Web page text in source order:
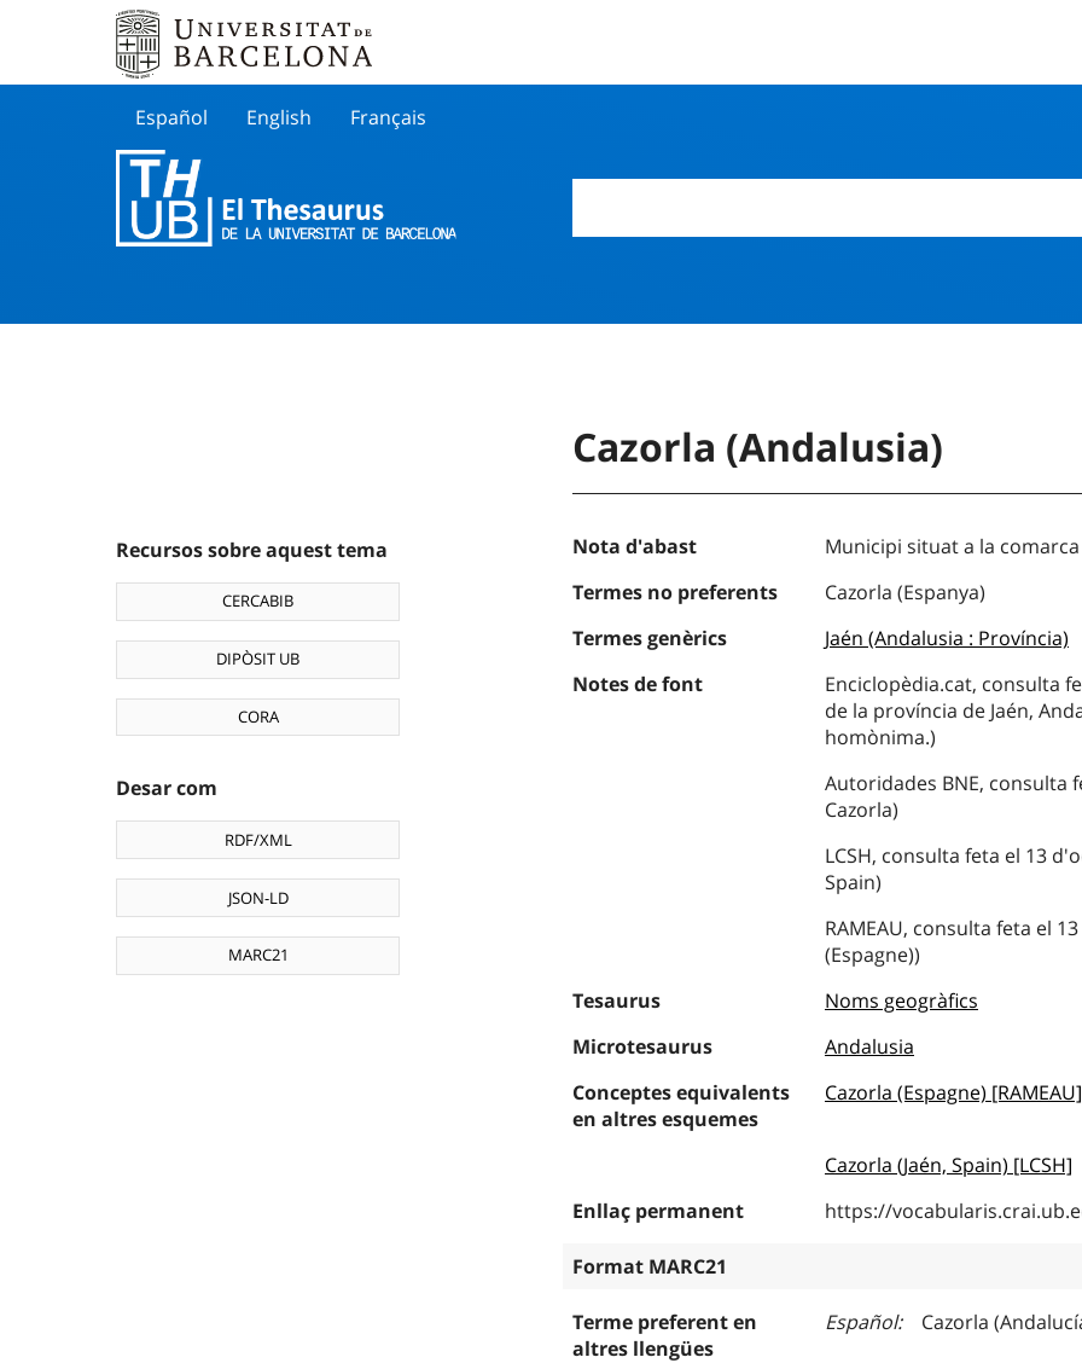
Español English Français
Recursos sobre aquest tema
CERCABIB
DIPÒSIT UB
CORA
Desar com
RDF/XML
JSON-LD
MARC21
Cazorla (Andalusia)
Nota d'abast
Municipi situat a la
Termes no preferents
Cazorla (Espanya)
Termes genèrics
Jaén (Andalusia : Província)
Notes de font
Enciclopèdia.cat, consulta
de la província de Jaén,
homònima.)
Autoridades BNE, consulta
Cazorla)
LCSH, consulta feta el 13
Spain)
RAMEAU, consulta feta el
(Espagne))
Tesaurus
Noms geogràfics
Microtesaurus
Andalusia
Conceptes equivalents
en altres esquemes
Cazorla (Espagne) [RAMEAU]
Cazorla (Jaén, Spain) [LCSH]
Enllaç permanent
https://
Format MARC21
Terme preferent en
altres llengües
Español Cazorla